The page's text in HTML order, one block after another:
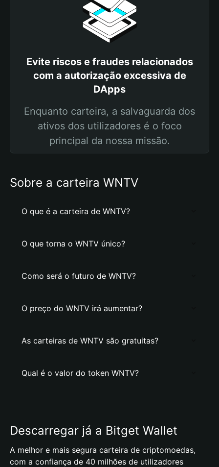
Evite riscos e fraudes relacionados
com a autorização excessiva de
DApps
Enquanto carteira, a salvaguarda dos
ativos dos utilizadores é o foco
principal da nossa missão.
Sobre a carteira WNTV
O que é a carteira de WNTV?
O que torna o WNTV único?
Como será o futuro de WNTV?
O preço do WNTV irá aumentar?
As carteiras de WNTV são gratuitas?
Qual é o valor do token WNTV?
Descarregar já a Bitget Wallet
A melhor e mais segura carteira de criptomoedas,
com a confiança de 40 milhões de utilizadores